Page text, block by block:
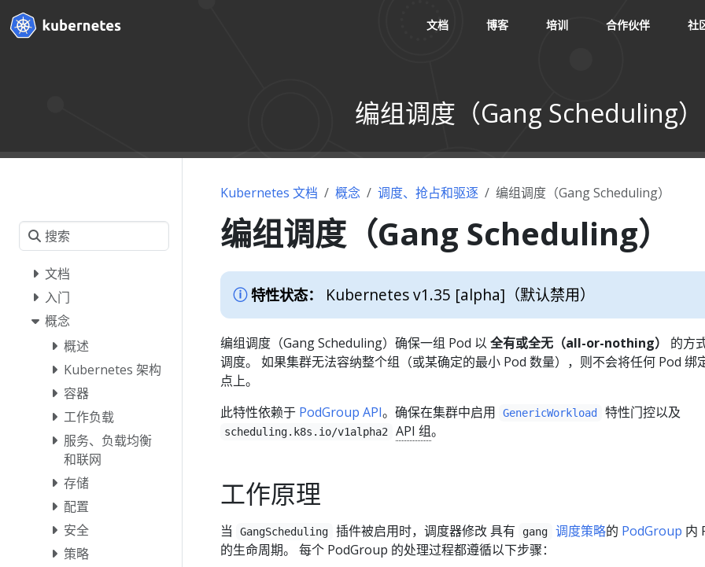
文档 博客 培训 合作伙伴 社
编组调度（Gang Scheduling）
文档
入门
概念
概述
Kubernetes 架构
容器
工作负载
服务、负载均衡
和联网
存储
配置
安全
策略
Kubernetes 文档 概念 调度、抢占和驱逐 编组调度（Gang Scheduling）
编组调度（Gang Scheduling）
特性状态： Kubernetes v1.35 [alpha] （默认禁用）
编组调度（Gang Scheduling）确保一组 Pod 以 全有或全无（all-or-nothing）
的方
调度。 如果集群无法容纳整个组（或某确定的最小 Pod 数量），则不会将任何 Pod 绑
点上。
此特性依赖于 PodGroup API。确保在集群中启用 GenericWorkload 特性门控以及
scheduling.k8s.io/v1alpha2 API 组。
工作原理
当 GangScheduling 插件被启用时，调度器修改 具有 gang 调度策略的 PodGroup 内
的生命周期。 每个 PodGroup 的处理过程都遵循以下步骤：